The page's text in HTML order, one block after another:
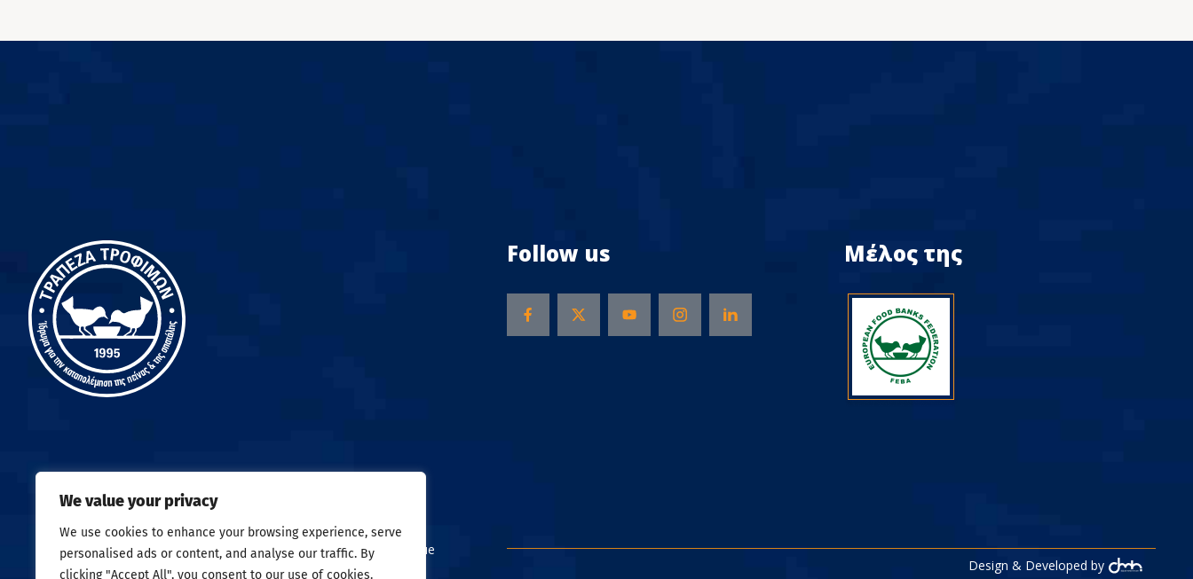
We value your privacy
We use cookies to enhance your browsing experience, serve
personalised ads or content, and analyse our traffic. By
clicking "Accept All", you consent to our use of cookies.
Follow us Μέλος της
ΣχετικάΝέαΕπικοινωνία
Δωρεές Τροφίμων Collect Emergency Food Fund Fresh Food Rescue
Design & Developed by